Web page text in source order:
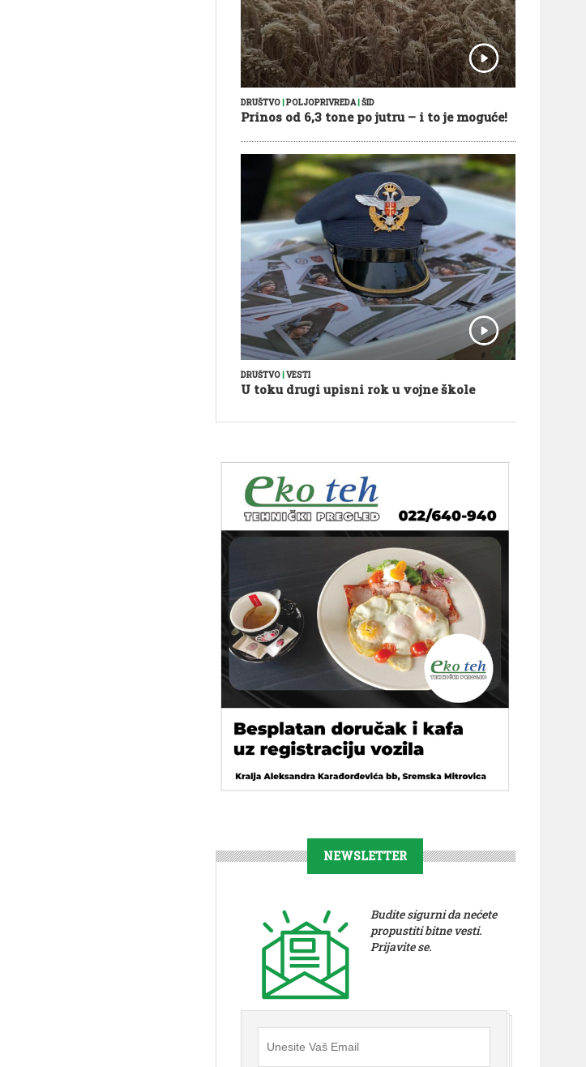
DRUŠTVO|POLJOPRIVREDA|ŠID
Prinos od 6,3 tone po jutru – i to je moguće!
DRUŠTVO VESTI
U toku drugi upisni rok u vojne škole
NEWSLETTER
Budite sigurni da nećete
propustiti bitne vesti.
Prijavite se.